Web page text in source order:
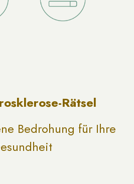
Rätsel
Bedrohung für Ihre